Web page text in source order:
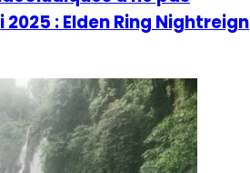
: Elden Ring Nightreign